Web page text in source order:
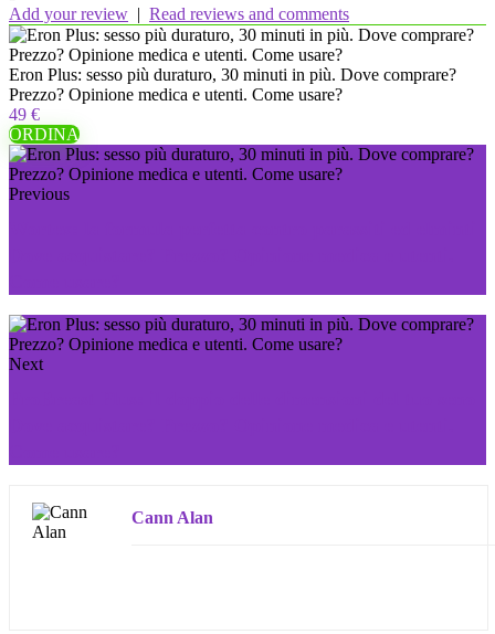
Add your review | Read reviews and comments
Eron Plus: sesso più duraturo, 30 minuti in più. Dove comprare?
Prezzo? Opinione medica e utenti. Come usare?
49 €
ORDINA
Previous
Next
Cann Alan